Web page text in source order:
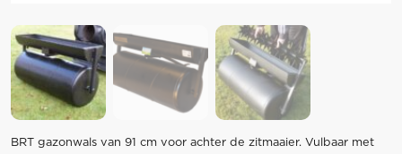
BRT gazonwals van 91 cm voor achter de zitmaaier. Vulbaar met